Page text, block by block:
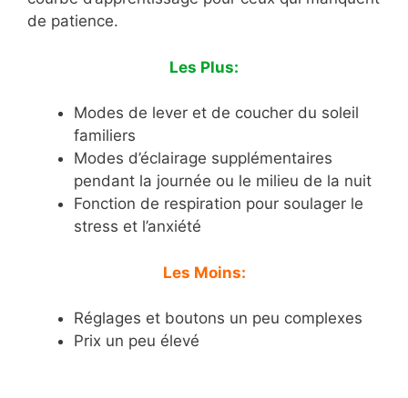
de patience.
Les Plus:
Modes de lever et de coucher du soleil
familiers
Modes d’éclairage supplémentaires
pendant la journée ou le milieu de la nuit
Fonction de respiration pour soulager le
stress et l’anxiété
Les Moins:
Réglages et boutons un peu complexes
Prix un peu élevé